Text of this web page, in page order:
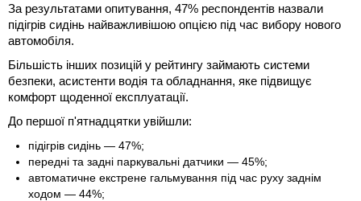
За результатами опитування, 47% респондентів назвали
підігрів сидінь найважливішою опцією під час вибору нового
автомобіля.
Більшість інших позицій у рейтингу займають системи
безпеки, асистенти водія та обладнання, яке підвищує
комфорт щоденної експлуатації.
До першої п'ятнадцятки увійшли:
підігрів сидінь — 47%;
передні та задні паркувальні датчики — 45%;
автоматичне екстрене гальмування під час руху заднім
ходом — 44%;